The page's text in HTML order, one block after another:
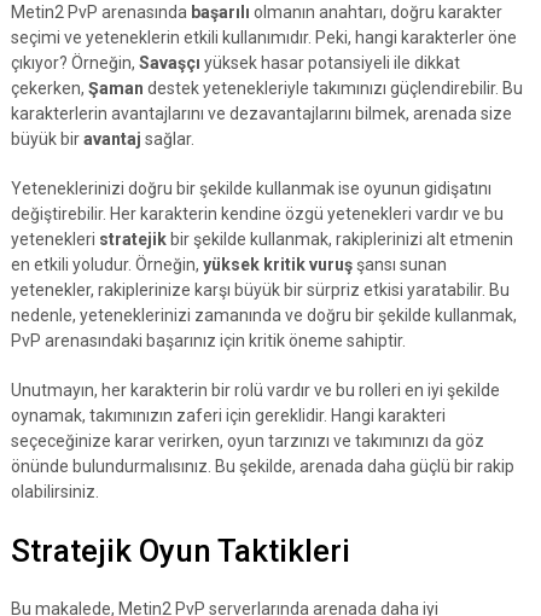
Metin2 PvP arenasında başarılı olmanın anahtarı, doğru karakter
seçimi ve yeteneklerin etkili kullanımıdır. Peki, hangi karakterler öne
çıkıyor? Örneğin, Savaşçı yüksek hasar potansiyeli ile dikkat
çekerken, Şaman destek yetenekleriyle takımınızı güçlendirebilir. Bu
karakterlerin avantajlarını ve dezavantajlarını bilmek, arenada size
büyük biravantaj sağlar.
Yeteneklerinizi doğru bir şekilde kullanmak ise oyunun gidişatını
değiştirebilir. Her karakterin kendine özgü yetenekleri vardır ve bu
yetenekleri stratejikbir şekilde kullanmak, rakiplerinizi alt etmenin
en etkili yoludur. Örneğin, yüksek kritik vuruşşansı sunan
yetenekler, rakiplerinize karşı büyük bir sürpriz etkisi yaratabilir. Bu
nedenle, yeteneklerinizi zamanında ve doğru bir şekilde kullanmak,
PvP arenasındaki başarınız için kritik öneme sahiptir.
Unutmayın, her karakterin bir rolü vardır ve bu rolleri en iyi şekilde
oynamak, takımınızın zaferi için gereklidir. Hangi karakteri
seçeceğinize karar verirken, oyun tarzınızı ve takımınızı da göz
önünde bulundurmalısınız. Bu şekilde, arenada daha güçlü bir rakip
olabilirsiniz.
Stratejik Oyun Taktikleri
Bu makalede, Metin2 PvP serverlarında arenada daha iyi